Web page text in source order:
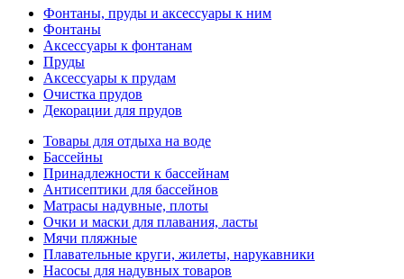
Фонтаны, пруды и аксессуары к ним
Фонтаны
Аксессуары к фонтанам
Пруды
Аксессуары к прудам
Очистка прудов
Декорации для прудов
Товары для отдыха на воде
Бассейны
Принадлежности к бассейнам
Антисептики для бассейнов
Матраcы надувные, плоты
Очки и маски для плавания, ласты
Мячи пляжные
Плавательные круги, жилеты, нарукавники
Насосы для надувных товаров